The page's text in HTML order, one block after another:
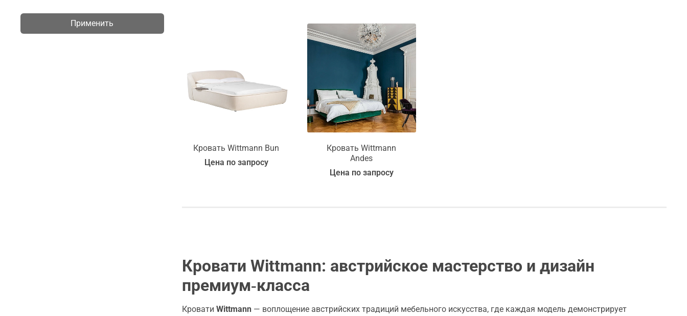
Кровать Wittmann Bun
Цена по запросу
Кровать Wittmann
Andes
Цена по запросу
Кровати Wittmann: австрийское мастерство и дизайн
премиум‑класса
Кровати Wittmann — воплощение австрийских традиций мебельного искусства, где каждая модель демонстрирует
Применить